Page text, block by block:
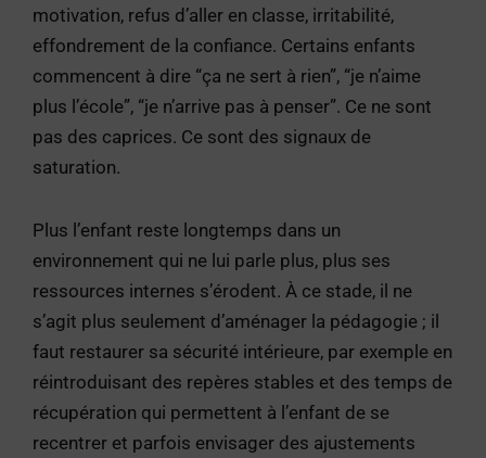
motivation, refus d’aller en classe, irritabilité,
effondrement de la confiance. Certains enfants
commencent à dire “ça ne sert à rien”, “je n’aime
plus l’école”, “je n’arrive pas à penser”. Ce ne sont
pas des caprices. Ce sont des signaux de
saturation.
Plus l’enfant reste longtemps dans un
environnement qui ne lui parle plus, plus ses
ressources internes s’érodent. À ce stade, il ne
s’agit plus seulement d’aménager la pédagogie ; il
faut restaurer sa sécurité intérieure, par exemple en
réintroduisant des repères stables et des temps de
récupération qui permettent à l’enfant de se
recentrer et parfois envisager des ajustements